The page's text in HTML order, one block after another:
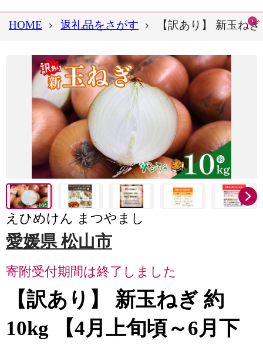
HOME 返礼品をさがす 【訳あり】 新玉ね
えひめけん まつやまし
愛媛県 松山市
寄附受付期間は終了しました
【訳あり】 新玉ねぎ 約
10kg 【4月上旬頃～6月下